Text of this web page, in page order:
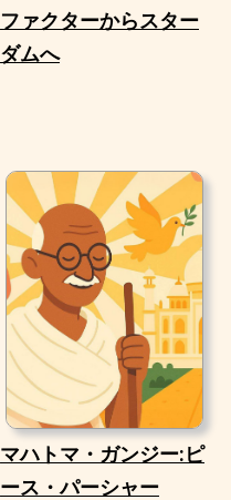
ファクターからスター
ダムへ
マハトマ・ガンジー:ピ
ース・パーシャー